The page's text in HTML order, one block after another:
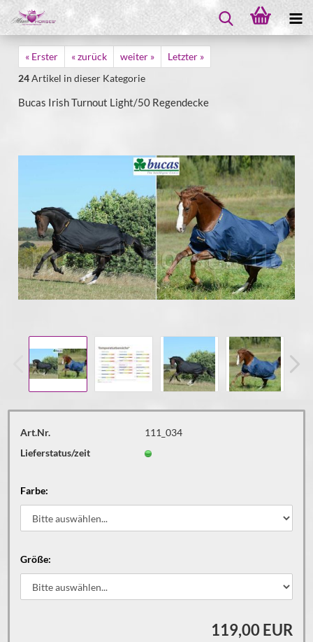
« Erster « zurück weiter »
Letzter »
24Artikel in dieser Kategorie
Bucas Irish Turnout Light/50 Regendecke
Art.Nr.
111_034
Lieferstatus/zeit
Farbe:
Größe:
119,00 EUR